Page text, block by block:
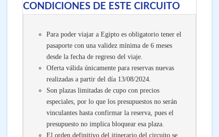
CONDICIONES DE ESTE CIRCUITO
Para poder viajar a Egipto es obligatorio tener el
pasaporte con una validez mínima de 6 meses
desde la fecha de regreso del viaje.
Oferta válida únicamente para reservas nuevas
realizadas a partir del día 13/08/2024.
Son plazas limitadas de cupo con precios
especiales, por lo que los presupuestos no serán
vinculantes hasta confirmar la reserva, pues el
presupuesto no implica bloquear esa plaza.
El orden definitivo del itinerario del circuito se